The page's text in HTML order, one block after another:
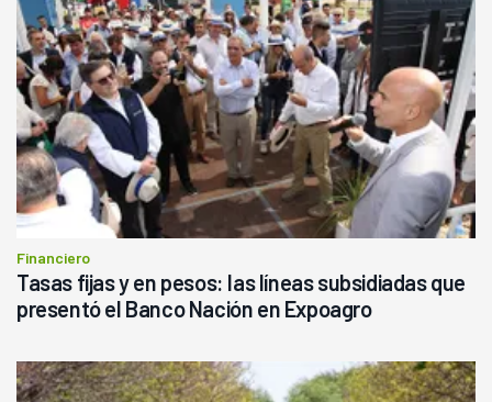
Financiero
Tasas fijas y en pesos: las líneas subsidiadas que
presentó el Banco Nación en Expoagro